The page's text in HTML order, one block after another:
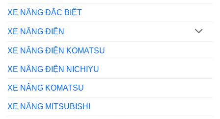
XE NÂNG ĐẶC BIỆT
XE NÂNG ĐIỆN
XE NÂNG ĐIỆN KOMATSU
XE NÂNG ĐIỆN NICHIYU
XE NÂNG KOMATSU
XE NÂNG MITSUBISHI